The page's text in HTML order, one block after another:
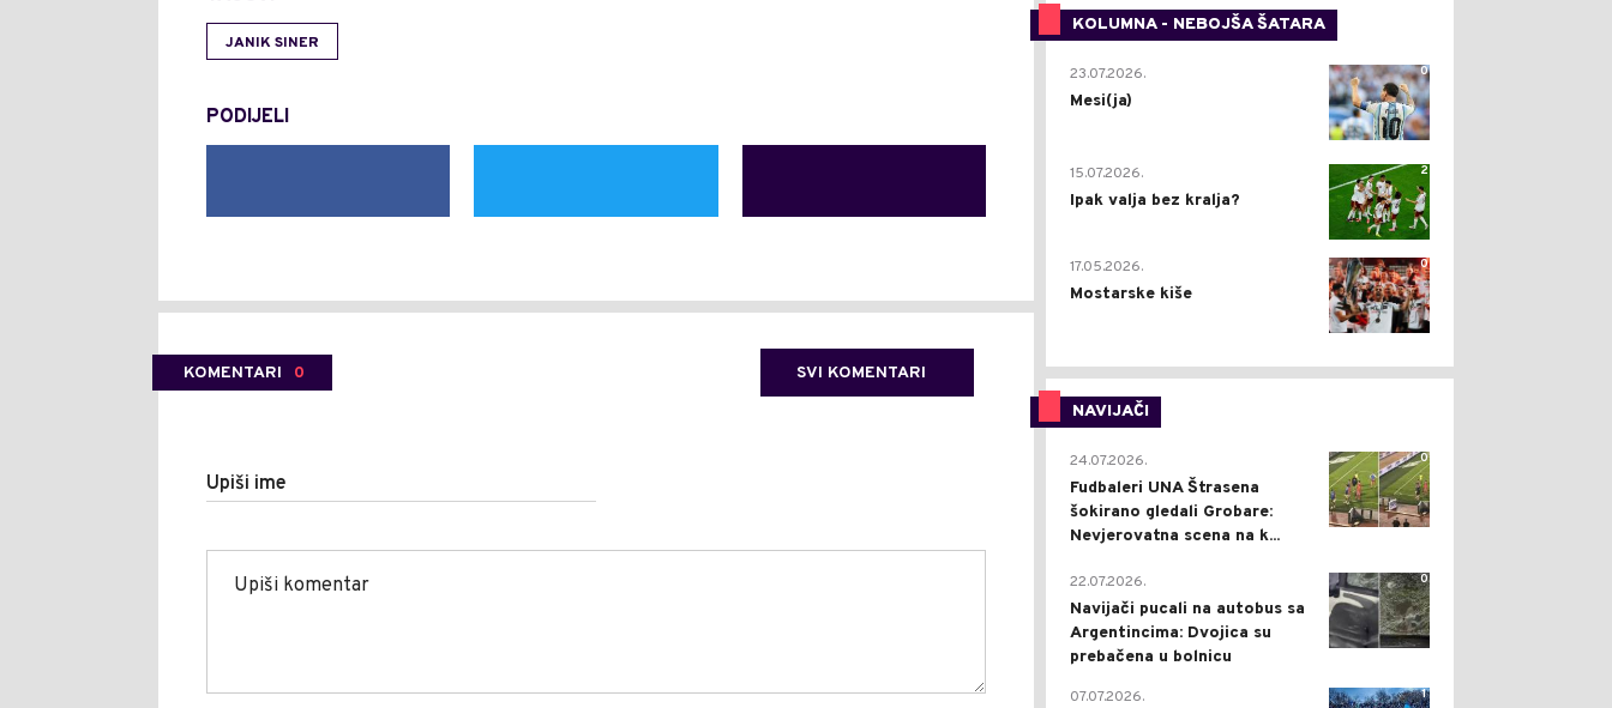
JANIK SINER
PODIJELI
KOMENTARI 0 SVI KOMENTARI
Upiši ime
KOLUMNA - NEBOJŠA ŠATARA
0
23.07.2026.
Mesi(ja)
2
15.07.2026.
Ipak valja bez kralja?
0
17.05.2026.
Mostarske kiše
NAVIJAČI
0
24.07.2026.
Fudbaleri UNA Štrasena
šokirano gledali Grobare:
Nevjerovatna scena na k...
0
22.07.2026.
Navijači pucali na autobus sa
Argentincima: Dvojica su
prebačena u bolnicu
1
07.07.2026.